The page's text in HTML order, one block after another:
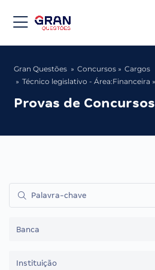
Gran Questões Concursos
Cargos
Técnico legislativo - Área:Financeira
Provas de Concursos
Banca
Instituição